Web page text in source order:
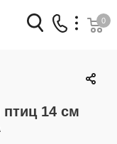
04-04
88-32
0
14 см